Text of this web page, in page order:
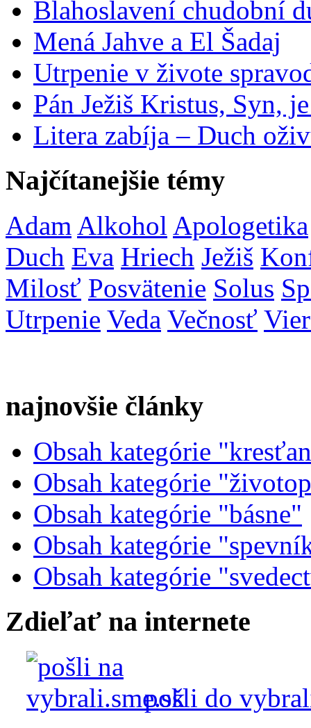
Blahoslavení chudobní
Mená Jahve a El Šadaj
Utrpenie v živote
Pán Ježiš Kristus, Syn,
Litera zabíja – Duch
Najčítanejšie témy
Adam Alkohol Apologetika
Duch Eva Hriech Ježiš
Milosť Posvätenie Solus
Utrpenie Veda Večnosť
najnovšie články
Obsah kategórie
Obsah kategórie
Obsah kategórie "básne"
Obsah kategórie
Obsah kategórie
Zdieľať na internete
pošli do